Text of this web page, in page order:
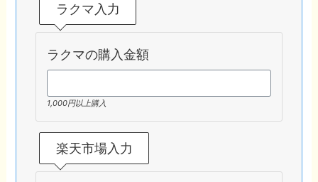
ラクマ入力
ラクマの購入金額
1,000円以上購入
楽天市場入力